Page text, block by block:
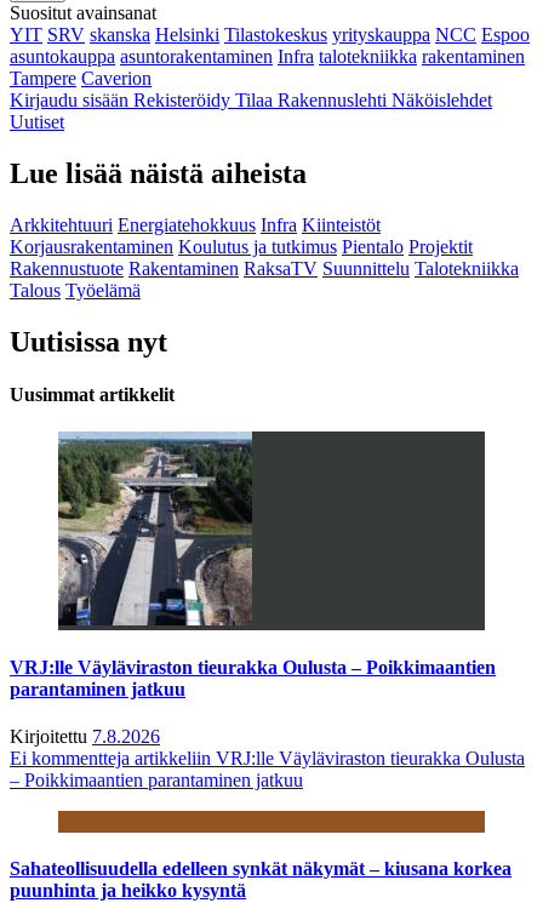
Suositut avainsanat
YIT SRV skanska Helsinki Tilastokeskus yrityskauppa NCC Espoo
asuntokauppa asuntorakentaminen Infra talotekniikka rakentaminen
Tampere Caverion
Kirjaudu sisään Rekisteröidy Tilaa Rakennuslehti Näköislehdet
Uutiset
Lue lisää näistä aiheista
Arkkitehtuuri Energiatehokkuus Infra Kiinteistöt
Korjausrakentaminen Koulutus ja tutkimus Pientalo Projektit
Rakennustuote Rakentaminen RaksaTV Suunnittelu Talotekniikka
Talous Työelämä
Uutisissa nyt
Uusimmat artikkelit
VRJ:lle Väyläviraston tieurakka Oulusta – Poikkimaantien
parantaminen jatkuu
Kirjoitettu 7.8.2026
Ei kommentteja artikkeliin VRJ:lle Väyläviraston tieurakka Oulusta
– Poikkimaantien parantaminen jatkuu
Sahateollisuudella edelleen synkät näkymät – kiusana korkea
puunhinta ja heikko kysyntä